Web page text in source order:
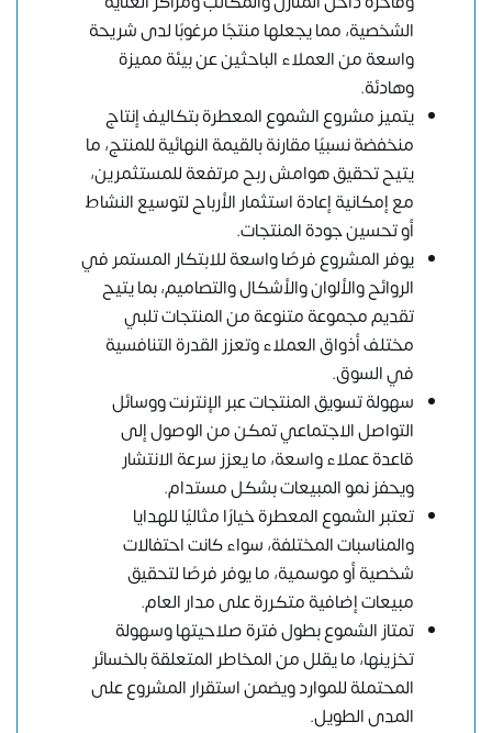
الشخصية، مما يجعلها منتجًا مرغوبًا لدى شريحة
واسعة من العملاء الباحثين عن بيئة مميزة
وهادئة.
يتميز مشروع الشموع المعطرة بتكاليف إنتاج
منخفضة نسبيًا مقارنة بالقيمة النهائية للمنتج، ما
يتيح تحقيق هوامش ربح مرتفعة للمستثمرين،
مع إمكانية إعادة استثمار الأرباح لتوسيع النشاط
أو تحسين جودة المنتجات.
يوفر المشروع فرصًا واسعة للابتكار المستمر في
الروائح والألوان والأشكال والتصاميم، بما يتيح
تقديم مجموعة متنوعة من المنتجات تلبي
مختلف أذواق العملاء وتعزز القدرة التنافسية
في السوق.
سهولة تسويق المنتجات عبر الإنترنت ووسائل
التواصل الاجتماعي تمكن من الوصول إلى
قاعدة عملاء واسعة، ما يعزز سرعة الانتشار
ويحفز نمو المبيعات بشكل مستدام.
تعتبر الشموع المعطرة خيارًا مثاليًا للهدايا
والمناسبات المختلفة، سواء كانت احتفالات
شخصية أو موسمية، ما يوفر فرصًا لتحقيق
مبيعات إضافية متكررة على مدار العام.
تمتاز الشموع بطول فترة صلاحيتها وسهولة
تخزينها، ما يقلل من المخاطر المتعلقة بالخسائر
المحتملة للموارد ويضمن استقرار المشروع على
المدى الطويل.